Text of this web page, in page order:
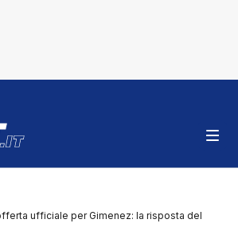
ufficiale per Gimenez: la risposta del